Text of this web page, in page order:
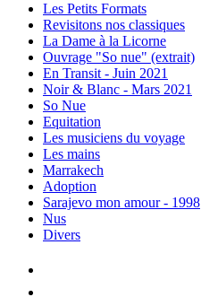
Les Petits Formats
Revisitons nos classiques
La Dame à la Licorne
Ouvrage "So nue" (extrait)
En Transit - Juin 2021
Noir & Blanc - Mars 2021
So Nue
Equitation
Les musiciens du voyage
Les mains
Marrakech
Adoption
Sarajevo mon amour - 1998
Nus
Divers